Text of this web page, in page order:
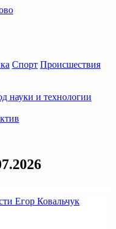
Спорт Происшествия
науки и технологии